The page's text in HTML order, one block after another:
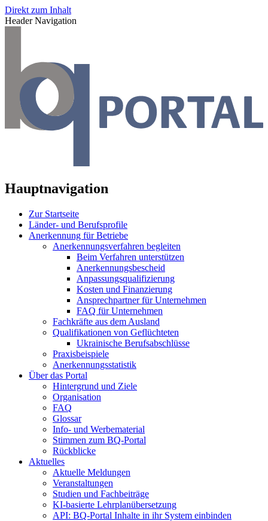
Direkt zum Inhalt
Header Navigation
Hauptnavigation
Zur Startseite
Länder- und Berufsprofile
Anerkennung für Betriebe
Anerkennungsverfahren begleiten
Beim Verfahren unterstützen
Anerkennungsbescheid
Anpassungsqualifizierung
Kosten und Finanzierung
Ansprechpartner für Unternehmen
FAQ für Unternehmen
Fachkräfte aus dem Ausland
Qualifikationen von Geflüchteten
Ukrainische Berufsabschlüsse
Praxisbeispiele
Anerkennungsstatistik
Über das Portal
Hintergrund und Ziele
Organisation
FAQ
Glossar
Info- und Werbematerial
Stimmen zum BQ-Portal
Rückblicke
Aktuelles
Aktuelle Meldungen
Veranstaltungen
Studien und Fachbeiträge
KI-basierte Lehrplanübersetzung
API: BQ-Portal Inhalte in ihr System einbinden